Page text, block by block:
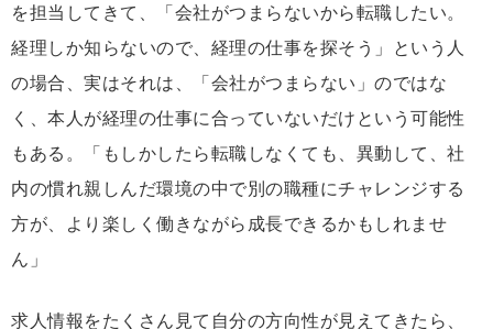
を担当してきて、「会社がつまらないから転職したい。
経理しか知らないので、経理の仕事を探そう」という人
の場合、実はそれは、「会社がつまらない」のではな
く、本人が経理の仕事に合っていないだけという可能性
もある。「もしかしたら転職しなくても、異動して、社
内の慣れ親しんだ環境の中で別の職種にチャレンジする
方が、より楽しく働きながら成長できるかもしれませ
ん」
求人情報をたくさん見て自分の方向性が見えてきたら、